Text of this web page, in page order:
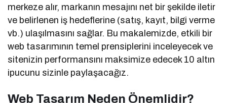
merkeze alır, markanın mesajını net bir şekilde iletir
ve belirlenen iş hedeflerine (satış, kayıt, bilgi verme
vb.) ulaşılmasını sağlar. Bu makalemizde, etkili bir
web tasarımının temel prensiplerini inceleyecek ve
sitenizin performansını maksimize edecek 10 altın
ipucunu sizinle paylaşacağız.
Web Tasarım Neden Önemlidir?